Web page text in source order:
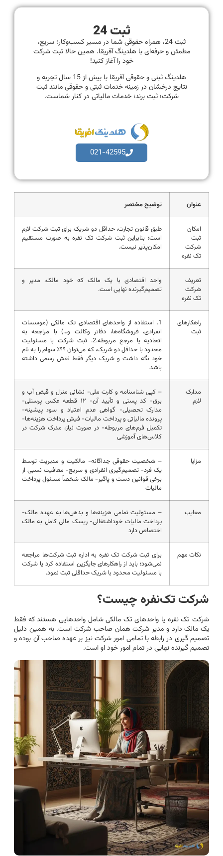
ثبت 24
ثبت 24، همراه حقوقی شما در مسیر کسب‌وکار؛ سریع،
مطمئن و حرفه‌ای با هلدینگ آفریقا. همین حالا ثبت شرکت
خود را آغاز کنید!
هلدینگ ثبتی و حقوقی آفریقا با بیش از 15 سال تجربه و
نتایج درخشان در زمینه خدمات ثبتی و حقوقی مانند ثبت
شرکت؛ ثبت برند؛ خدمات مالیاتی در کنار شماست.
021-42595
عنوان توضیح مختصر
امکان
ثبت
شرکت
تک نفره
طبق قانون تجارت، حداقل دو شریک برای ثبت شرکت لازم
است؛ بنابراین ثبت شرکت تک نفره به صورت مستقیم
امکان‌پذیر نیست.
تعریف
شرکت
تک نفره
واحد اقتصادی با یک مالک که خود مالک، مدیر و
تصمیم‌گیرنده نهایی است.
راهکارهای
ثبت
1. استفاده از واحدهای اقتصادی تک مالکی (موسسات
انفرادی، فروشگاه‌ها، دفاتر وکالت و…) با مراجعه به
اتحادیه یا مرجع مربوطه.2. ثبت شرکت با مسئولیت
محدود با حداقل دو شریک، که می‌توان ۹۹٪ سهام را به نام
خود نگه داشت و شریک دیگر فقط نقش رسمی داشته
باشد.
مدارک
لازم
– کپی شناسنامه و کارت ملی- نشانی منزل و قبض آب و
برق- کد پستی و تأیید آن- ۱۲ قطعه عکس پرسنلی-
مدارک تحصیلی- گواهی عدم اعتیاد و سوء پیشینه-
پرونده مالیاتی و پرداخت مالیات- فیش پرداخت هزینه‌ها-
تکمیل فرم‌های مربوطه- در صورت نیاز، مدرک شرکت در
کلاس‌های آموزشی
مزایا
– شخصیت حقوقی جداگانه- مالکیت و مدیریت توسط
یک فرد- تصمیم‌گیری انفرادی و سریع- معافیت نسبی از
برخی قوانین دست و پاگیر- مالک شخصاً مسئول پرداخت
مالیات
معایب
– مسئولیت تمامی هزینه‌ها و بدهی‌ها به عهده مالک-
پرداخت مالیات خوداشتغالی- ریسک مالی کامل به مالک
اختصاص دارد
نکات مهم
برای ثبت شرکت تک نفره به اداره ثبت شرکت‌ها مراجعه
نمی‌شود؛ باید از راهکارهای جایگزین استفاده کرد یا شرکت
با مسئولیت محدود با شریک حداقلی ثبت نمود.
شرکت تک‌نفره چیست؟
شرکت تک نفره یا واحدهای تک مالکی شامل واحدهایی هستند که فقط
یک مالک دارد و مدیر شرکت همان صاحب شرکت است. به همین دلیل
تصمیم گیری در رابطه با تمامی امور شرکت نیز بر عهده صاحب آن بوده و
تصمیم گیرنده نهایی در تمام امور خود او است.